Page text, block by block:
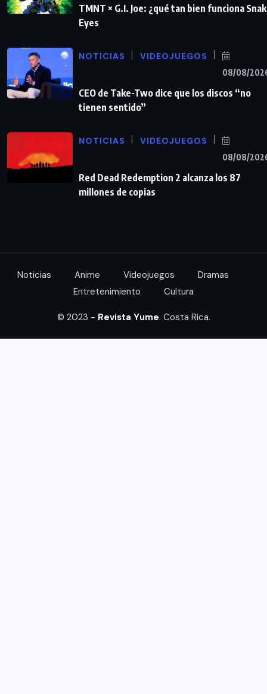
TMNT × G.I. Joe: ¿qué tan bien funciona
Eyes
NOTICIAS VIDEOJUEGOS
08/08/
CEO de Take-Two dice que los discos “no
tienen sentido”
NOTICIAS VIDEOJUEGOS
08/08/
Red Dead Redemption 2 alcanza los 87
millones de copias
Noticias Anime Videojuegos
Dramas
Entretenimiento
Cultura
© 2023 - Revista Yume. Costa Rica.